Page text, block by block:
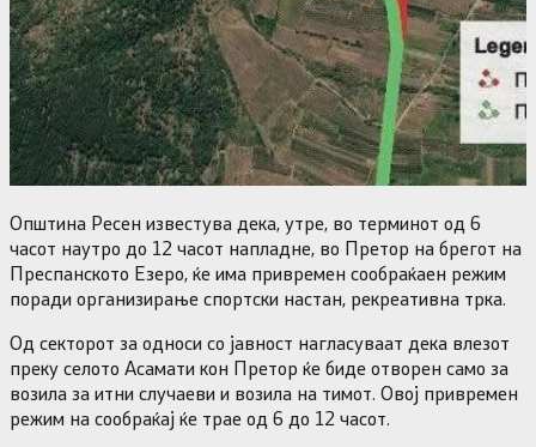
Општина Ресен известува дека, утре, во терминот од 6
часот наутро до 12 часот напладне, во Претор на брегот на
Преспанското Езеро, ќе има привремен сообраќаен режим
поради организирање спортски настан, рекреативна трка.
Од секторот за односи со јавност нагласуваат дека влезот
преку селото Асамати кон Претор ќе биде отворен само за
возила за итни случаеви и возила на тимот. Овој привремен
режим на сообраќај ќе трае од 6 до 12 часот.